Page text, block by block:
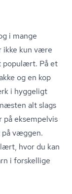
i mange
ikke kun være
populært. På et
og en kop
i hyggeligt
alt slags
eksempelvis
på væggen.
hvor du kan
i forskellige